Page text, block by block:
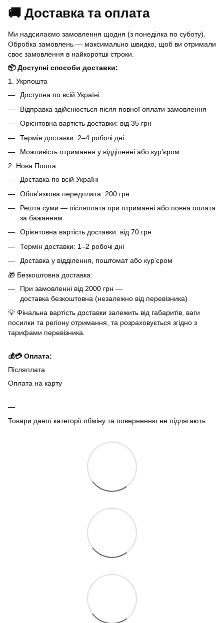
🚚 Доставка та оплата
Ми надсилаємо замовлення щодня (з понеділка по суботу).
Обробка замовлень — максимально швидко, щоб ви отримали
своє замовлення в найкоротші строки.
📦 Доступні способи доставки:
1. Укрпошта
Доступна по всій Україні
Відправка здійснюється після повної оплати замовлення
Орієнтовна вартість доставки: від 35 грн
Термін доставки: 2–4 робочі дні
Можливість отримання у відділенні або кур’єром
2. Нова Пошта
Доставка по всій Україні
Обов’язкова передплата: 200 грн
Решта суми — післяплата при отриманні або повна оплата
за бажанням
Орієнтовна вартість доставки: від 70 грн
Термін доставки: 1–2 робочі дні
Доставка у відділення, поштомат або кур’єром
🎁 Безкоштовна доставка:
При замовленні від 2000 грн —
доставка безкоштовна (незалежно від перевізника)
💡 Фінальна вартість доставки залежить від габаритів, ваги
посилки та регіону отримання, та розраховується згідно з
тарифами перевізника.
💰💳 Оплата:
Післяплата
Оплата на карту
Товари даної категорії обміну та поверненню не підлягають